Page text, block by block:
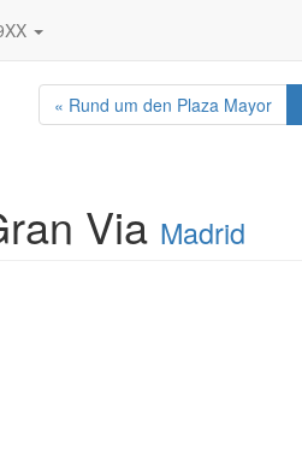
« Rund um den Plaza Mayor
Via Madrid